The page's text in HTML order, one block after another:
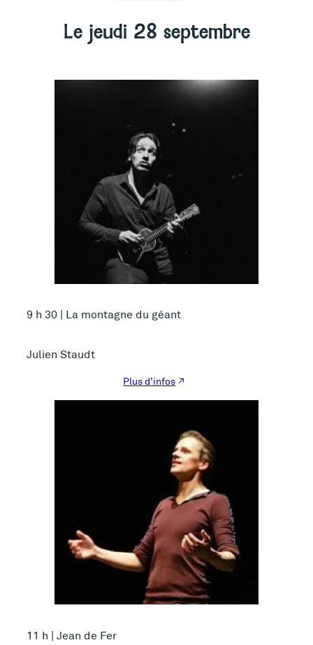
Le jeudi 28 septembre
9 h 30 | La montagne du géant
Julien Staudt
Plus d’infos
11 h | Jean de Fer